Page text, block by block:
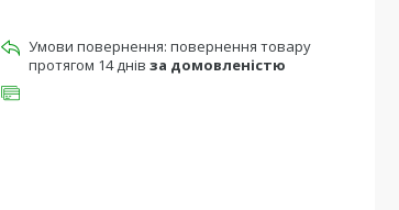
повернення товару
протягом 14 днів за домовленістю